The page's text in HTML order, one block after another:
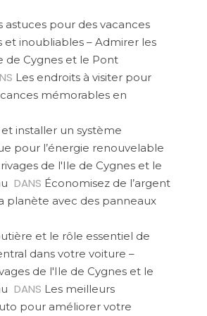
astuces pour des vacances
et inoubliables – Admirer les
de Cygnes et le Pont
Les endroits à visiter pour
mémorables en
installer un système
pour l’énergie renouvelable
de l'Ile de Cygnes et le
DANS Économisez de l’argent
planète avec des panneaux
et le rôle essentiel de
dans votre voiture –
de l'Ile de Cygnes et le
DANS Les meilleurs
pour améliorer votre